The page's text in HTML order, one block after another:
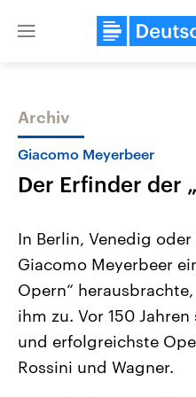
Close
Themen
Landtagswahl Sachsen-Anhalt
2026
Alle Informationen
Sachsen-Anhalt wählt am 6.
September 2026 einen neuen
Landtag. Seit 2021 wird das
Bundesland von einer
Archiv
Giacomo Meyerbeer
Der Erfinder der
In Berlin, Venedig
Giacomo Meyerbeer
Opern“
ihm zu. Vor 150
und erfolgreichste
Rossini und Wagner.